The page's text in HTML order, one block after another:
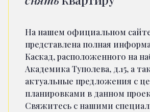
На нашем официальном
представлена полная
Каскад, расположенного на
Академика Туполева, д.15, а
актуальные предложения с
планировками в данном
Свяжитесь с нашими